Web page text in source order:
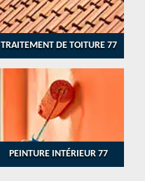
TRAITEMENT DE TOITURE 77
PEINTURE INTÉRIEUR 77